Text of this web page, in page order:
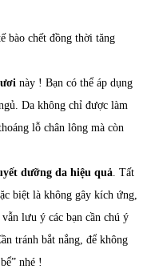
bào chết đồng thời tăng
này ! Bạn có thể áp dụng
Da không chỉ được làm
lỗ chân lông mà còn
dưỡng da hiệu quả . Tất
biệt là không gây kích ứng,
lưu ý các bạn cần chú ý
tránh bắt nắng, để không
nhé !